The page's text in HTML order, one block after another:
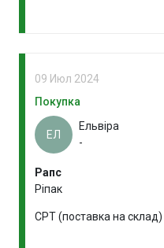
09 Июл 2024
Покупка
ЕЛ
Ельвіра
-
Рапс
Ріпак
CPT (поставка на склад)